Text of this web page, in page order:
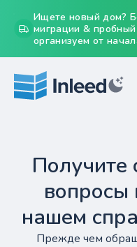
Ищете новый дом?
миграции &
организуем от
Получите
вопросы
нашем
Прежде чем